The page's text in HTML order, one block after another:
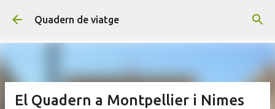
Salta al contingut principal
Quadern de viatge
El Quadern a Montpellier i Nimes